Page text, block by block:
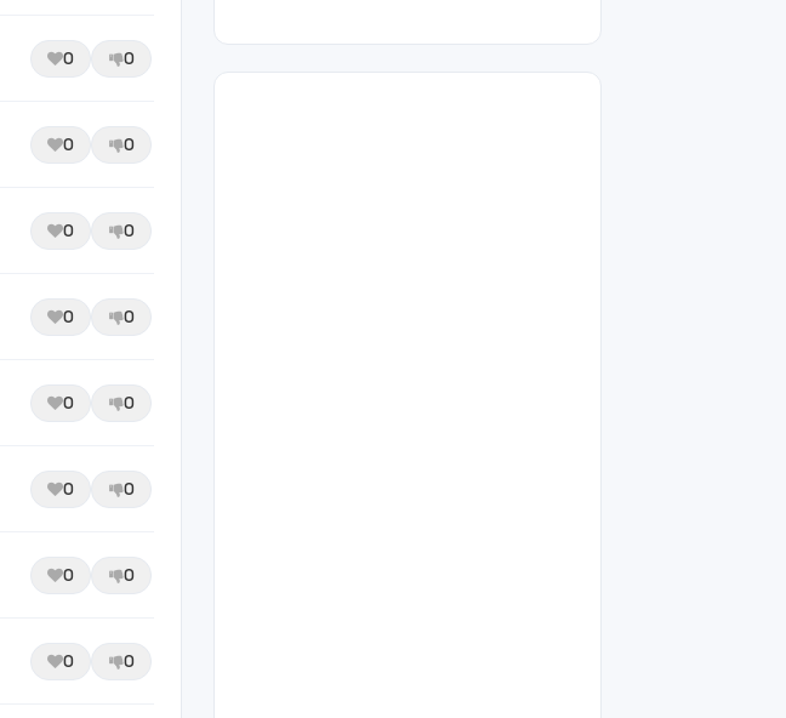
0 0
0 0
0 0
0 0
0 0
0 0
0 0
0 0